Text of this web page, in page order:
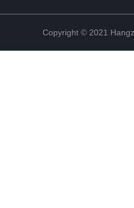
Copyright © 2021